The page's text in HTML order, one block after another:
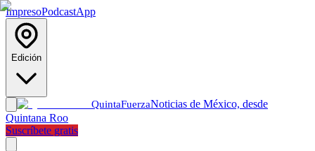
ImpresoPodcastApp
Edición
QuintaFuerzaNoticias de México, desde
Quintana Roo
Suscríbete gratis